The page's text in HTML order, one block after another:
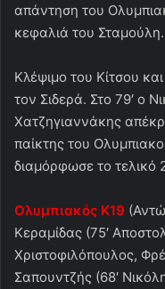
απάντηση του
κεφαλιά του
Κλέψιμο του Κίτσου
τον Σιδερά. Στο 79′ ο
Χατζηγιαννάκης
παίκτης του
διαμόρφωσε το τελικό
Ολυμπιακός Κ19
Κεραμίδας (75′
Χριστοφιλόπουλος,
Σαπουντζής (68′